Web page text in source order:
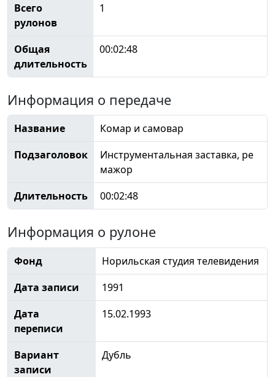
Всего
рулонов
1
Общая
длительность
00:02:48
Информация о передаче
Название
Комар и самовар
Подзаголовок
Инструментальная заставка, ре
мажор
Длительность
00:02:48
Информация о рулоне
Фонд
Норильская студия телевидения
Дата записи
1991
Дата
переписи
15.02.1993
Вариант
записи
Дубль